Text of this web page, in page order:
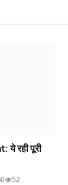
रही पूरी
0 52